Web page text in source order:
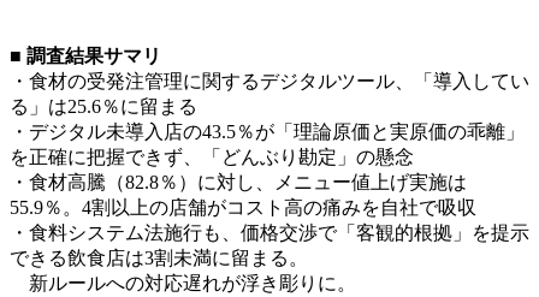
■ 調査結果サマリ
・食材の受発注管理に関するデジタルツール、「導入してい
る」は25.6％に留まる
・デジタル未導入店の43.5％が「理論原価と実原価の乖離」
を正確に把握できず、「どんぶり勘定」の懸念
・食材高騰（82.8％）に対し、メニュー値上げ実施は
55.9％。4割以上の店舗がコスト高の痛みを自社で吸収
・食料システム法施行も、価格交渉で「客観的根拠」を提示
できる飲食店は3割未満に留まる。
新ルールへの対応遅れが浮き彫りに。